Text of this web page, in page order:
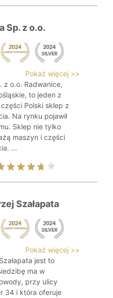
Sp. z o.o.
Pokaż więcej >>
z o.o. Radwanice,
to jeden z
Polski sklep z
Na rynku pojawił
Sklep nie tylko
maszyn i części
...
Szałapata
Pokaż więcej >>
jest to
ma w
przy ulicy
34 i która oferuje